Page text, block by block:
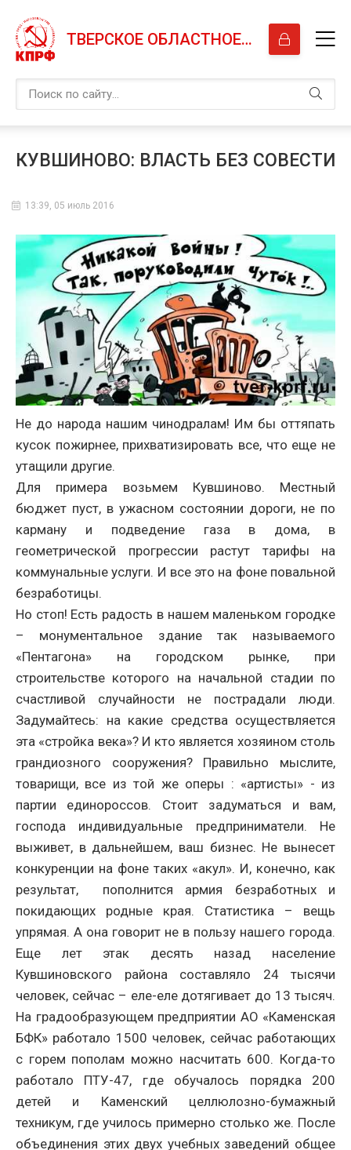
ТВЕРСКОЕ ОБЛАСТНОЕ ОТДЕЛЕНИЕ КПРФ
КУВШИНОВО: ВЛАСТЬ БЕЗ СОВЕСТИ
13:39, 05 июль 2016
Не до народа нашим чинодралам! Им бы оттяпать
кусок пожирнее, прихватизировать все, что еще не
утащили другие.
Для примера возьмем Кувшиново. Местный
бюджет пуст, в ужасном состоянии дороги, не по
карману и подведение газа в дома, в
геометрической прогрессии растут тарифы на
коммунальные услуги. И все это на фоне повальной
безработицы.
Но стоп! Есть радость в нашем маленьком городке
– монументальное здание так называемого
«Пентагона» на городском рынке, при
строительстве которого на начальной стадии по
счастливой случайности не пострадали люди.
Задумайтесь: на какие средства осуществляется
эта «стройка века»? И кто является хозяином столь
грандиозного сооружения? Правильно мыслите,
товарищи, все из той же оперы : «артисты» - из
партии единороссов. Стоит задуматься и вам,
господа индивидуальные предприниматели. Не
выживет, в дальнейшем, ваш бизнес. Не вынесет
конкуренции на фоне таких «акул». И, конечно, как
результат, пополнится армия безработных и
покидающих родные края. Статистика – вещь
упрямая. А она говорит не в пользу нашего города.
Еще лет этак десять назад население
Кувшиновского района составляло 24 тысячи
человек, сейчас – еле-еле дотягивает до 13 тысяч.
На градообразующем предприятии АО «Каменская
БФК» работало 1500 человек, сейчас работающих
с горем пополам можно насчитать 600. Когда-то
работало ПТУ-47, где обучалось порядка 200
детей и Каменский целлюлозно-бумажный
техникум, где училось примерно столько же. После
объединения этих двух учебных заведений общее